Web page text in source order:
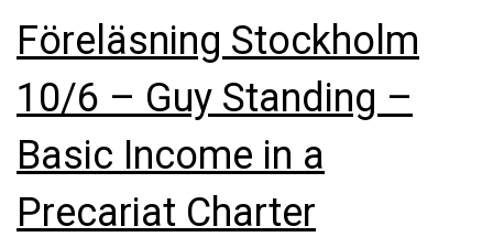
Föreläsning Stockholm
10/6 – Guy Standing –
Basic Income in a
Precariat Charter